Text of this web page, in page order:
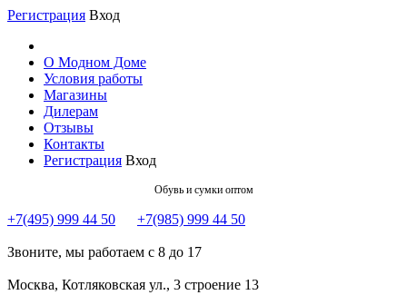
Регистрация Вход
О Модном Доме
Условия работы
Магазины
Дилерам
Отзывы
Контакты
Регистрация Вход
Обувь и сумки оптом
+7(495) 999 44 50 +7(985) 999 44 50
Звоните, мы работаем с 8 до 17
Москва, Котляковская ул., 3 строение 13